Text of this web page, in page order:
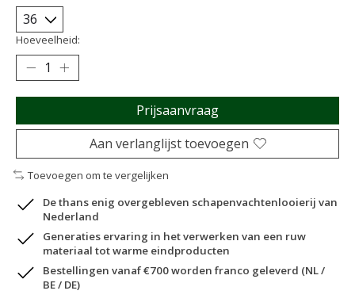
Hoeveelheid:
Prijsaanvraag
Aan verlanglijst toevoegen
Toevoegen om te vergelijken
De thans enig overgebleven schapenvachtenlooierij van
Nederland
Generaties ervaring in het verwerken van een ruw
materiaal tot warme eindproducten
Bestellingen vanaf €700 worden franco geleverd (NL /
BE / DE)